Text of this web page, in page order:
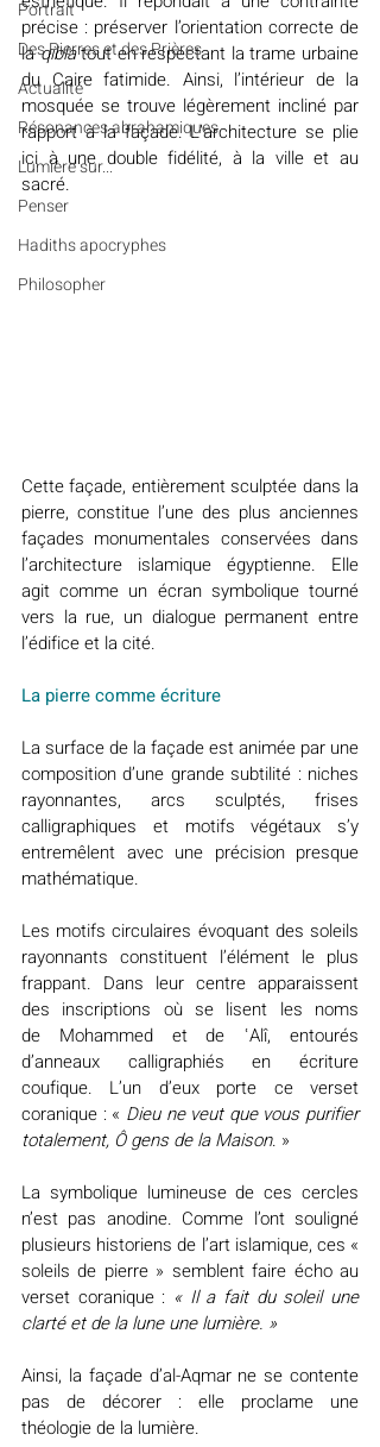
Portrait
Des Pierres et des Prières
Actualité
Résonances abrahamiques
Lumière sur...
Penser
Hadiths apocryphes
Philosopher
précise : préserver l’orientation correcte de
la qibla tout en respectant la trame urbaine
du Caire fatimide. Ainsi, l’intérieur de la
mosquée se trouve légèrement incliné par
rapport à la façade. L’architecture se plie
ici à une double fidélité, à la ville et au
sacré.
Cette façade, entièrement sculptée dans la
pierre, constitue l’une des plus anciennes
façades monumentales conservées dans
l’architecture islamique égyptienne. Elle
agit comme un écran symbolique tourné
vers la rue, un dialogue permanent entre
l’édifice et la cité.
La pierre comme écriture
La surface de la façade est animée par une
composition d’une grande subtilité : niches
rayonnantes, arcs sculptés, frises
calligraphiques et motifs végétaux s’y
entremêlent avec une précision presque
mathématique.
Les motifs circulaires évoquant des soleils
rayonnants constituent l’élément le plus
frappant. Dans leur centre apparaissent
des inscriptions où se lisent les noms
de Mohammed et de ʿAlî, entourés
d’anneaux calligraphiés en écriture
coufique. L’un d’eux porte ce verset
coranique : « Dieu ne veut que vous purifier
totalement, Ô gens de la Maison. »
La symbolique lumineuse de ces cercles
n’est pas anodine. Comme l’ont souligné
plusieurs historiens de l’art islamique, ces «
soleils de pierre » semblent faire écho au
verset coranique : « Il a fait du soleil une
clarté et de la lune une lumière. »
Ainsi, la façade d’al-Aqmar ne se contente
pas de décorer : elle proclame une
théologie de la lumière.